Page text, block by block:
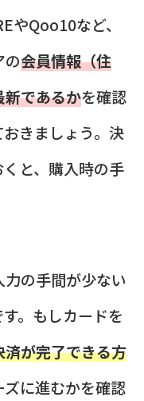
やQoo10など、
の会員情報（住
新であるかを確認
きましょう。決
と、購入時の手
の手間が少ない
。もしカードを
済が完了できる方
に進むかを確認